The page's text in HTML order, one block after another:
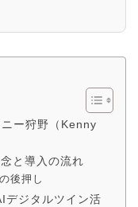
ー狩野（Kenny
と導入の流れ
後押し
デジタルツイン活